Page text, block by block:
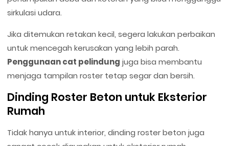
sirkulasi udara.
Jika ditemukan retakan kecil, segera lakukan perbaikan
untuk mencegah kerusakan yang lebih parah.
Penggunaan cat pelindung juga bisa membantu
menjaga tampilan roster tetap segar dan bersih.
Dinding Roster Beton untuk Eksterior
Rumah
Tidak hanya untuk interior, dinding roster beton juga